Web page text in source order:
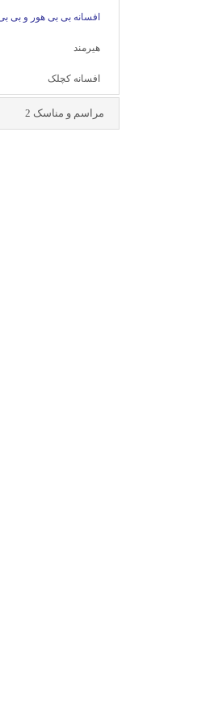
افسانه بی بی هور و بی
هیرمند
افسانه کچلک
مراسم و مناسک 2